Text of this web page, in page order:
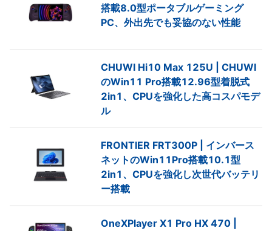
搭載8.0型ポータブルゲーミング
PC、外出先でも妥協のない性能
CHUWI Hi10 Max 125U | CHUWI
のWin11 Pro搭載12.96型着脱式
2in1、CPUを強化した高コスパモデ
ル
FRONTIER FRT300P | インバース
ネットのWin11Pro搭載10.1型
2in1、CPUを強化し次世代バッテリ
ー搭載
OneXPlayer X1 Pro HX 470 |